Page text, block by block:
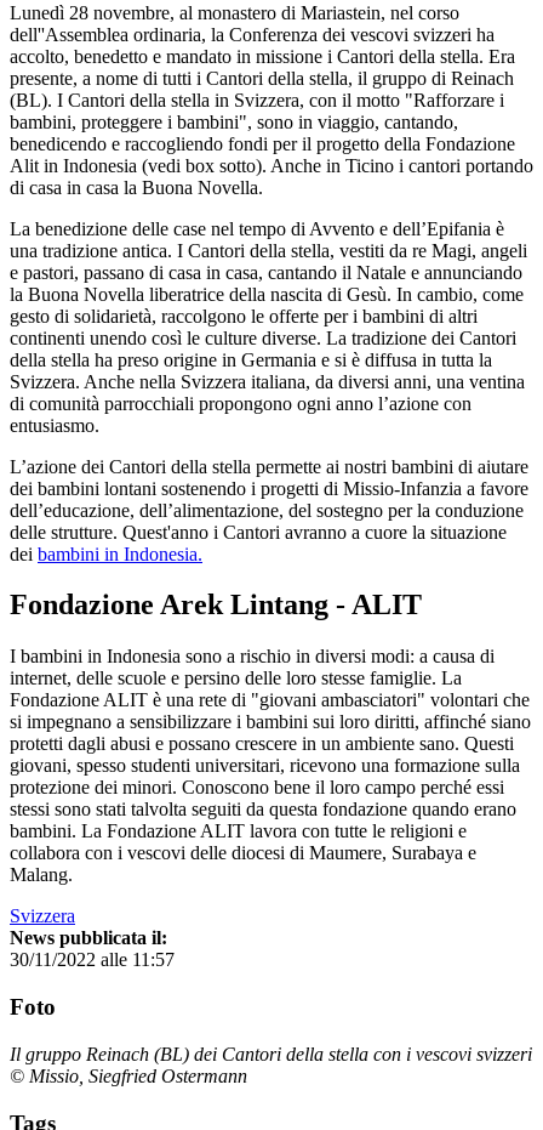
Lunedì 28 novembre, al monastero di Mariastein, nel corso
dell''Assemblea ordinaria, la Conferenza dei vescovi svizzeri ha
accolto, benedetto e mandato in missione i Cantori della stella. Era
presente, a nome di tutti i Cantori della stella, il gruppo di Reinach
(BL). I Cantori della stella in Svizzera, con il motto "Rafforzare i
bambini, proteggere i bambini", sono in viaggio, cantando,
benedicendo e raccogliendo fondi per il progetto della Fondazione
Alit in Indonesia (vedi box sotto). Anche in Ticino i cantori portando
di casa in casa la Buona Novella.
La benedizione delle case nel tempo di Avvento e dell’Epifania è
una tradizione antica. I Cantori della stella, vestiti da re Magi, angeli
e pastori, passano di casa in casa, cantando il Natale e annunciando
la Buona Novella liberatrice della nascita di Gesù. In cambio, come
gesto di solidarietà, raccolgono le offerte per i bambini di altri
continenti unendo così le culture diverse. La tradizione dei Cantori
della stella ha preso origine in Germania e si è diffusa in tutta la
Svizzera. Anche nella Svizzera italiana, da diversi anni, una ventina
di comunità parrocchiali propongono ogni anno l’azione con
entusiasmo.
L’azione dei Cantori della stella permette ai nostri bambini di aiutare
dei bambini lontani sostenendo i progetti di Missio-Infanzia a favore
dell’educazione, dell’alimentazione, del sostegno per la conduzione
delle strutture. Quest'anno i Cantori avranno a cuore la situazione
dei bambini in Indonesia.
Fondazione Arek Lintang - ALIT
I bambini in Indonesia sono a rischio in diversi modi: a causa di
internet, delle scuole e persino delle loro stesse famiglie. La
Fondazione ALIT è una rete di "giovani ambasciatori" volontari che
si impegnano a sensibilizzare i bambini sui loro diritti, affinché siano
protetti dagli abusi e possano crescere in un ambiente sano. Questi
giovani, spesso studenti universitari, ricevono una formazione sulla
protezione dei minori. Conoscono bene il loro campo perché essi
stessi sono stati talvolta seguiti da questa fondazione quando erano
bambini. La Fondazione ALIT lavora con tutte le religioni e
collabora con i vescovi delle diocesi di Maumere, Surabaya e
Malang.
Svizzera
News pubblicata il:
30/11/2022 alle 11:57
Foto
Il gruppo Reinach (BL) dei Cantori della stella con i vescovi svizzeri
© Missio, Siegfried Ostermann
Tags